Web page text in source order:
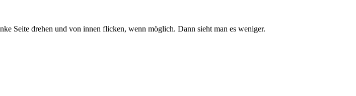
Seite drehen und von innen flicken, wenn möglich. Dann sieht man es weniger.